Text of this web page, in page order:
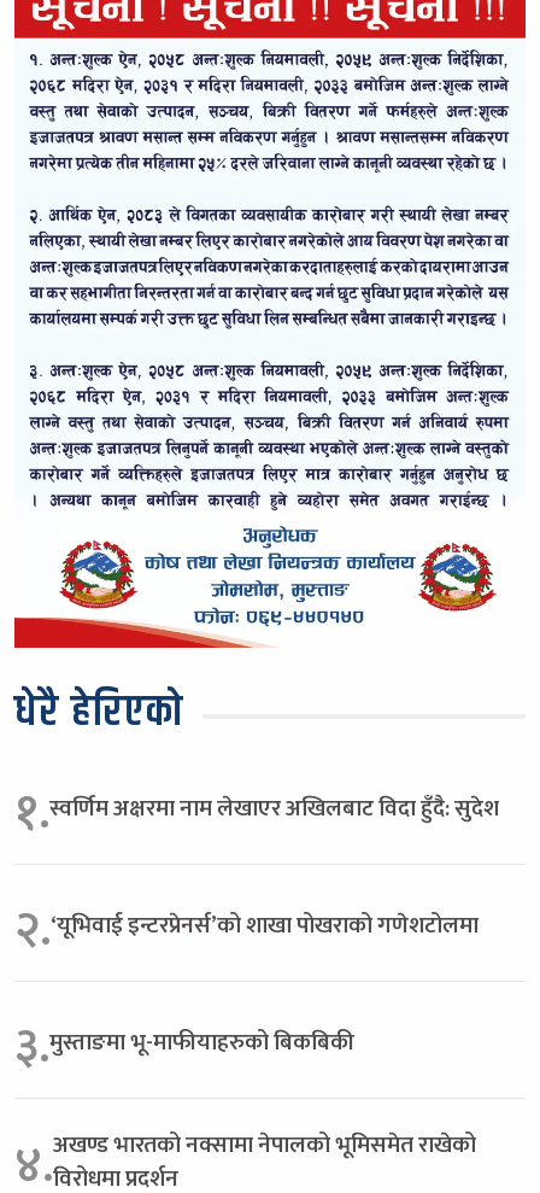
धेरै हेरिएको
१.स्वर्णिम अक्षरमा नाम लेखाएर अखिलबाट विदा हुँदै: सुदेश
२.‘यूभिवाई इन्टरप्रेनर्स’को शाखा पोखराको गणेशटोलमा
३.मुस्ताङमा भू-माफीयाहरुको बिकबिकी
४.अखण्ड भारतको नक्सामा नेपालको भूमिसमेत राखेको
विरोधमा प्रदर्शन